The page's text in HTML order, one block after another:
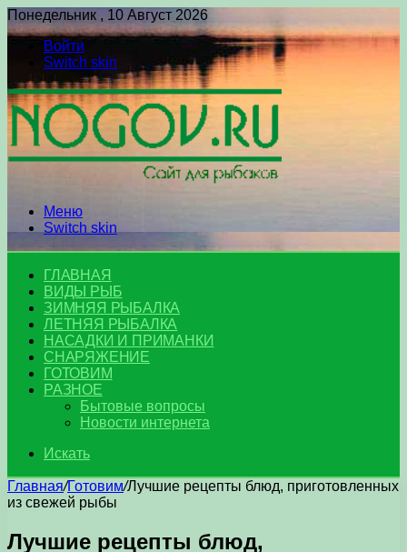
Понедельник , 10 Август 2026
Войти
Switch skin
Меню
Switch skin
ГЛАВНАЯ
ВИДЫ РЫБ
ЗИМНЯЯ РЫБАЛКА
ЛЕТНЯЯ РЫБАЛКА
НАСАДКИ И ПРИМАНКИ
СНАРЯЖЕНИЕ
ГОТОВИМ
РАЗНОЕ
Бытовые вопросы
Новости интернета
Искать
Главная/Готовим/Лучшие рецепты блюд, приготовленных
из свежей рыбы
Лучшие рецепты блюд,